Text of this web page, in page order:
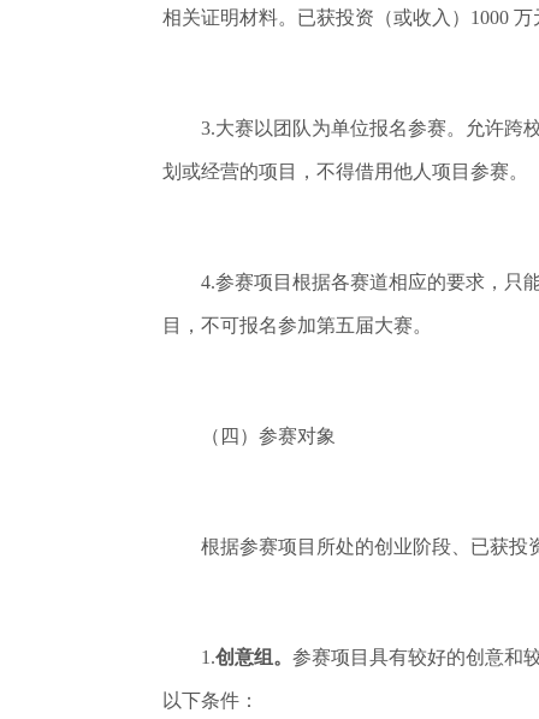
相关证明材料。已获投资（或收入）1000
3.大赛以团队为单位报名参赛。允许跨校
划或经营的项目，不得借用他人项目参赛。
4.参赛项目根据各赛道相应的要求，只能
目，不可报名参加第五届大赛。
（四）参赛对象
根据参赛项目所处的创业阶段、已获投
1.创意组。 参赛项目具有较好的创意和
以下条件：